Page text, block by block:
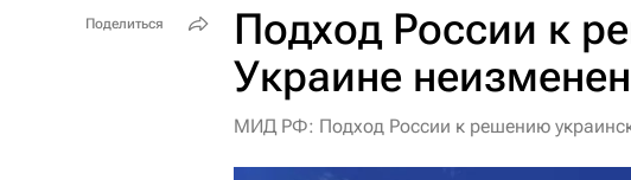
Подход России к
Украине
МИД РФ: Подход России к решению
Поделиться